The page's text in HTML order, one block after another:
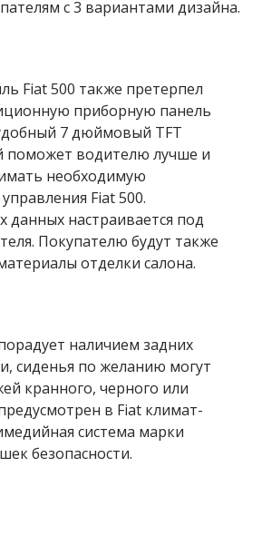
с 3 вариантами дизайна.
Fiat 500 также претерпел
приборную панель
7 дюймовый TFT
поможет водителю лучше и
необходимую
Fiat 500.
данных настраивается под
Покупателю будут также
отделки салона.
наличием задних
сиденья по желанию могут
кранного, черного или
в Fiat климат-
система марки
безопасности.